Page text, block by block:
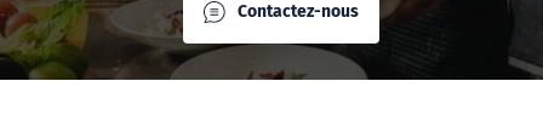
Contactez-nous